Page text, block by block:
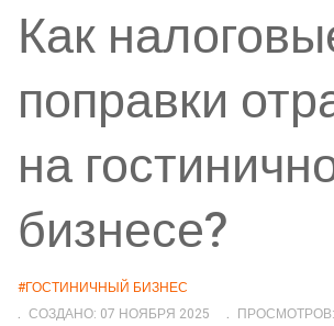
Как
поправки
на
бизнесе?
#ГОСТИНИЧНЫЙ БИЗНЕС
СОЗДАНО: 07 НОЯБРЯ 2025
ПРОСМОТРОВ: